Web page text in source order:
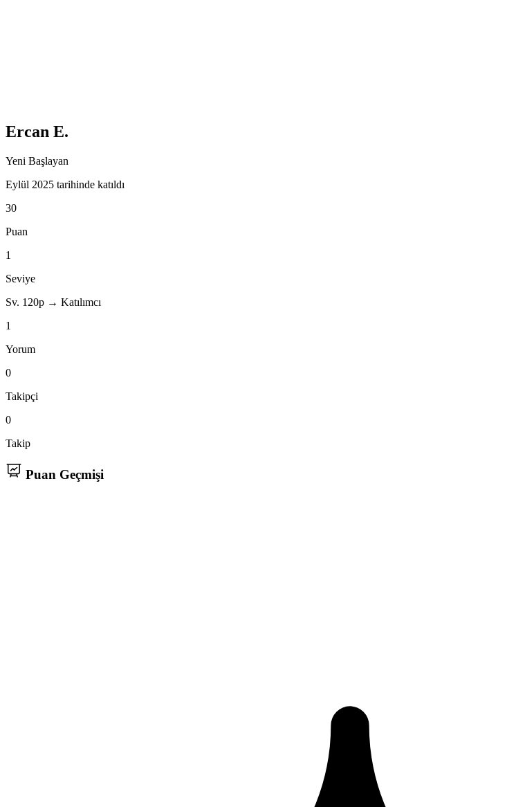
Ercan E.
Yeni Başlayan
Eylül 2025 tarihinde katıldı
30
Puan
1
Seviye
Sv. 1 20p → Katılımcı
1
Yorum
0
Takipçi
0
Takip
Puan Geçmişi